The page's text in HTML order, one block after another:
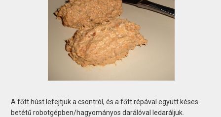
A főtt húst lefejtjük a csontról, és a főtt répával együtt késes
betétű robotgépben/hagyományos darálóval ledaráljuk.